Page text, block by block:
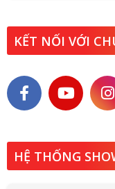
KẾT NỐI VỚI
HỆ THỐNG